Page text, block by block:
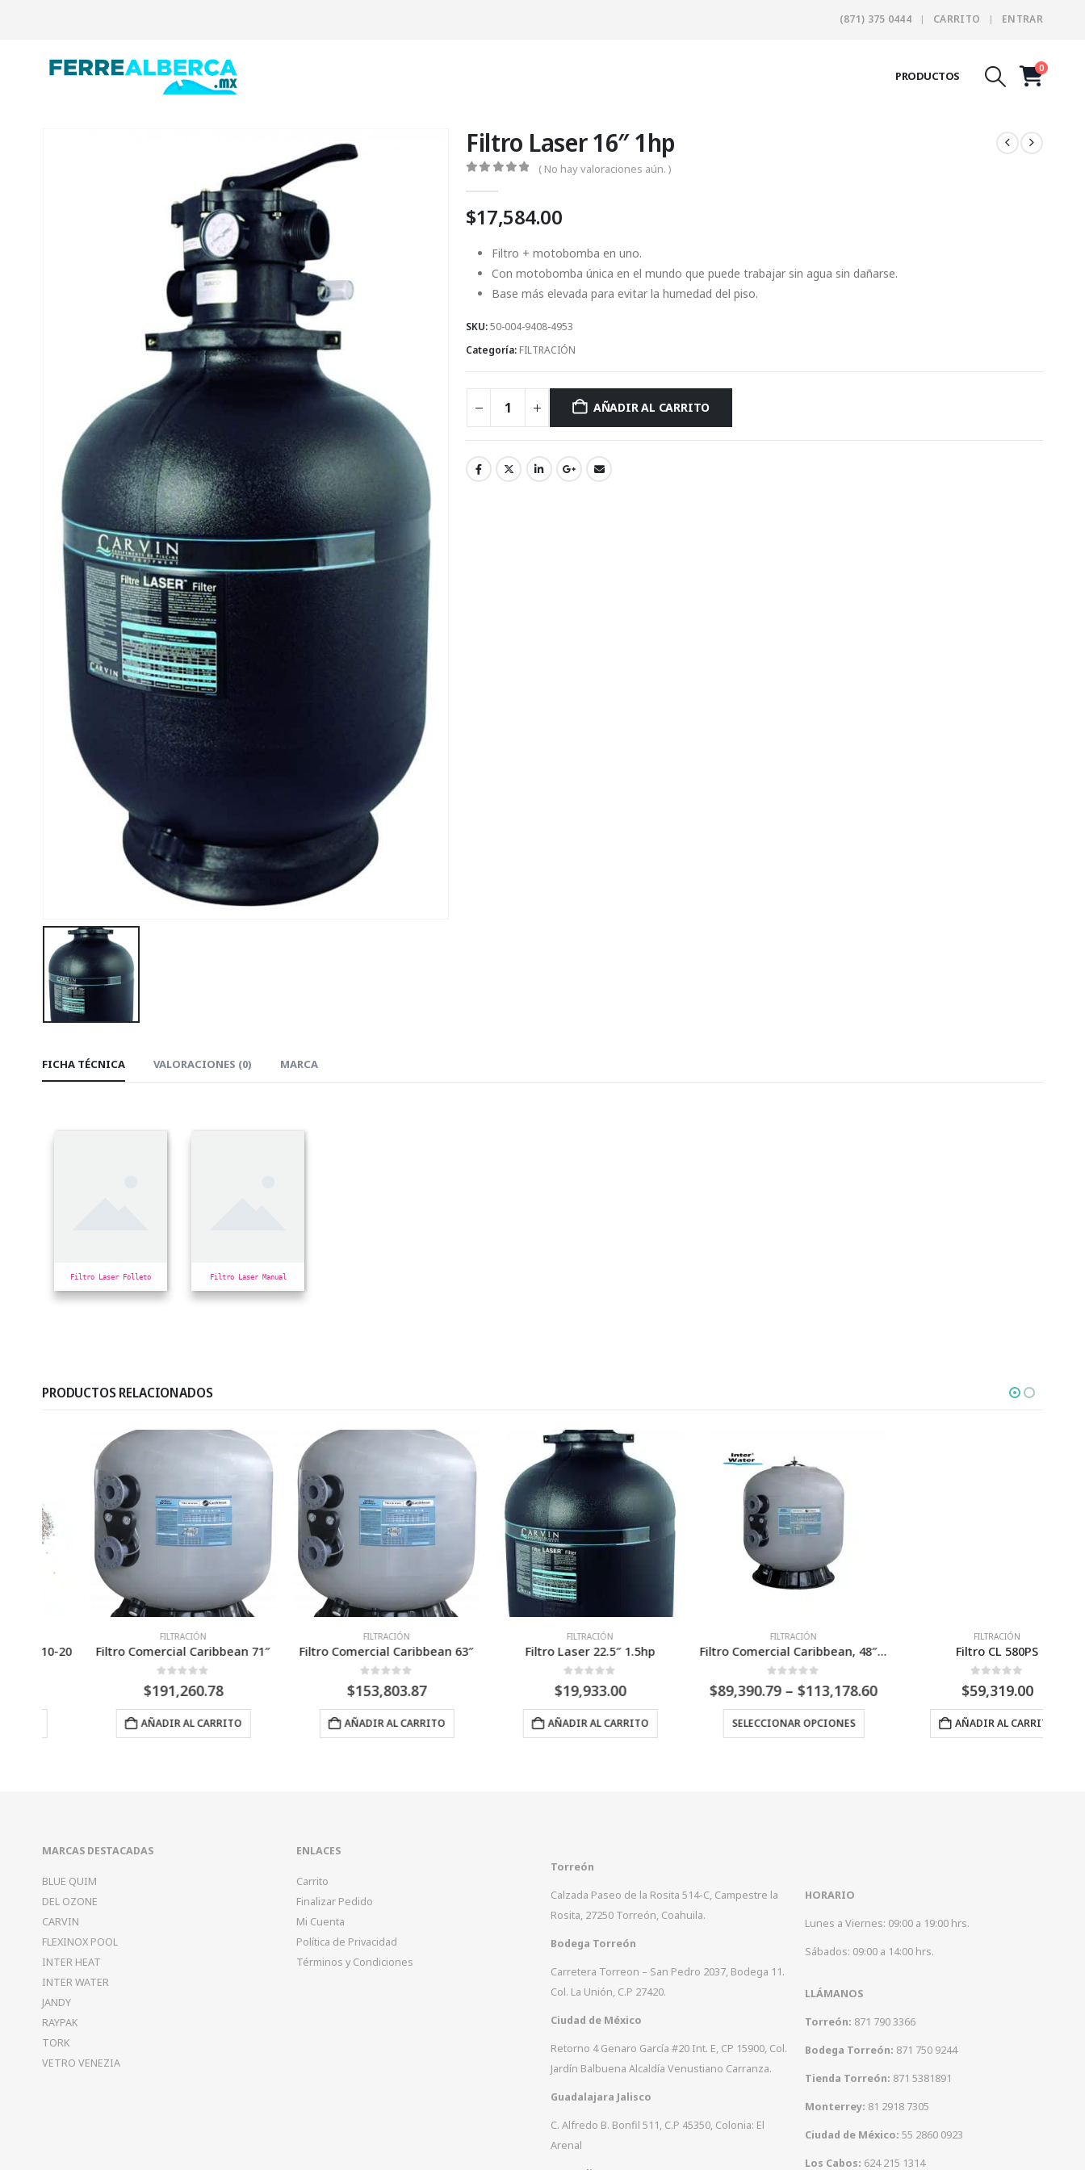
(871) 375 0444 CARRITO ENTRAR
PRODUCTOS
0
Filtro Laser 16″ 1hp
( No hay valoraciones aún. )
$17,584.00
Filtro + motobomba en uno.
Con motobomba única en el mundo que puede trabajar sin agua sin dañarse.
Base más elevada para evitar la humedad del piso.
SKU:50-004-9408-4953
Categoría: FILTRACIÓN
AÑADIR AL CARRITO
FICHA TÉCNICA VALORACIONES (0) MARCA
Filtro Laser Folleto Filtro Laser Manual
PRODUCTOS RELACIONADOS
Filtro Comercial Caribbean 71″
Fuera de 5
191,260.78
AÑADIR AL CARRITO
Filtro Comercial Caribbean 63″
Fuera de 5
153,803.87
AÑADIR AL CARRITO
Filtro Laser 22.5″ 1.5hp
Fuera de 5
19,933.00
AÑADIR AL CARRITO
Filtro Comercial Caribbean, 48″ y 55″ – Inter Water
89,390.79 – $113,178.60Price
range:
$89,390.79
through
SELECCIONAR OPCIONES
Este producto tiene múltiples variantes. Las opciones se pueden elegir en la página de producto
Filtro CL 580PS
Fuera de 5
59,319.00
AÑADIR AL CARRITO
MARCAS DESTACADAS
BLUE QUIM
DEL OZONE
CARVIN
FLEXINOX POOL
INTER HEAT
INTER WATER
JANDY
RAYPAK
TORK
VETRO VENEZIA
ENLACES
Carrito
Finalizar Pedido
Mi Cuenta
Política de Privacidad
Términos y Condiciones
Torreón
Calzada Paseo de la Rosita 514-C, Campestre la
Rosita, 27250 Torreón, Coahuila.
Bodega Torreón
Carretera Torreon – San Pedro 2037, Bodega 11.
Col. La Unión, C.P 27420.
Ciudad de México
Retorno 4 Genaro García #20 Int. E, CP 15900, Col.
Jardín Balbuena Alcaldía Venustiano Carranza.
Guadalajara Jalisco
C. Alfredo B. Bonfil 511, C.P 45350, Colonia: El
Arenal
HORARIO
Lunes a Viernes: 09:00 a 19:00 hrs.
Sábados: 09:00 a 14:00 hrs.
LLÁMANOS
Torreón: 871 790 3366
Bodega Torreón: 871 750 9244
Tienda Torreón: 871 5381891
Monterrey: 81 2918 7305
Ciudad de México: 55 2860 0923
Los Cabos: 624 215 1314